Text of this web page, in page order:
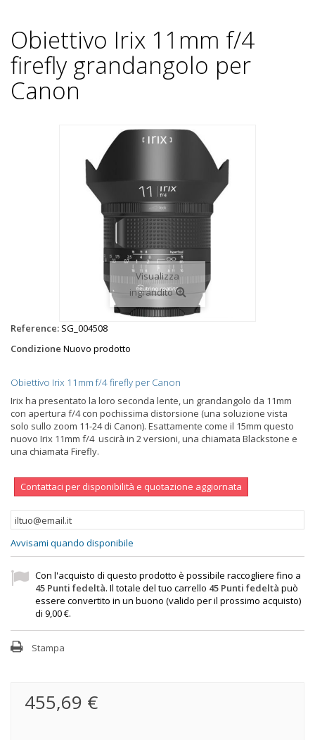
Obiettivo Irix 11mm f/4
firefly grandangolo per
Canon
Visualizza
ingrandito
Reference: SG_004508
Condizione Nuovo prodotto
Obiettivo Irix 11mm f/4 firefly per Canon
Irix ha presentato la loro seconda lente, un grandangolo da 11mm
con apertura f/4 con pochissima distorsione (una soluzione vista
solo sullo zoom 11-24 di Canon). Esattamente come il 15mm questo
nuovo Irix 11mm f/4 uscirà in 2 versioni, una chiamata Blackstone e
una chiamata Firefly.
Contattaci per disponibilità e quotazione aggiornata
Avvisami quando disponibile
Con l'acquisto di questo prodotto è possibile raccogliere fino a
45 Punti fedeltà. Il totale del tuo carrello 45 Punti fedeltà può
essere convertito in un buono (valido per il prossimo acquisto)
di 9,00 €.
Stampa
455,69 €